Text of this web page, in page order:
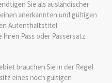
Sie als ausländischer
anerkannten und gültigen
Aufenthaltstitel.
Pass oder Passersatz
brauchen Sie in der Regel
eines noch gültigen